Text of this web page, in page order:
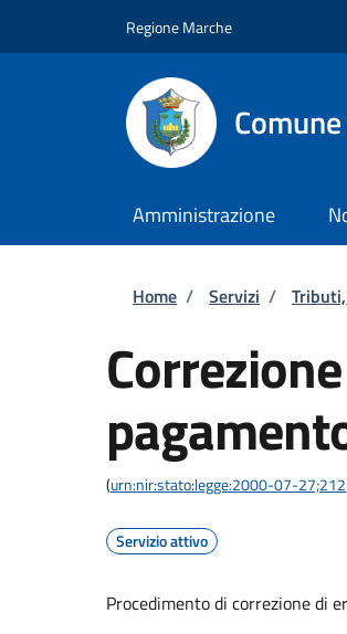
Regione Marche
Amministrazione
Briciole di
Home / Servizi /
(urn:nir:stato:legge:2000-07-27;212
Servizio attivo
Procedimento di correzione di